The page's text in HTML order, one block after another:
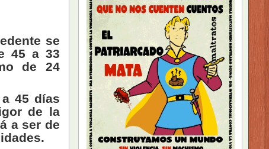
se
45 a 33
de 24
45 días
de la
a ser de